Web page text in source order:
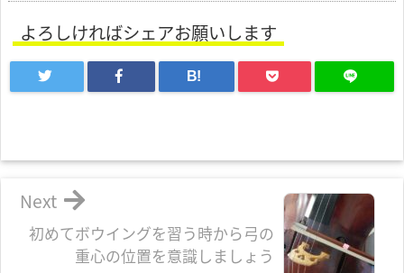
よろしければシェアお願いします
B!
初めてボウイングを習う時から弓の
重心の位置を意識しましょう
Next